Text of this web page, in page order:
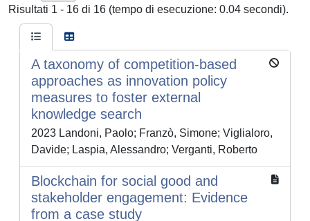
Risultati 1 - 16 di 16 (tempo di esecuzione: 0.04 secondi).
A taxonomy of competition-based
approaches as innovation policy
measures to foster external
knowledge search
2023 Landoni, Paolo; Franzò, Simone; Viglialoro,
Davide; Laspia, Alessandro; Verganti, Roberto
Blockchain for social good and
stakeholder engagement: Evidence
from a case study